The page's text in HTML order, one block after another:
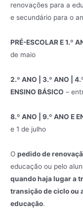
renovações para a
e secundário para o
PRÉ-ESCOLAR E 1.º
de maio
2.º ANO | 3.º ANO |
ENSINO BÁSICO –
8.º ANO | 9.º ANO E
e 1 de julho
Opedido de
educação ou pelo
quando haja lugar a
transição de ciclo ou
educação.